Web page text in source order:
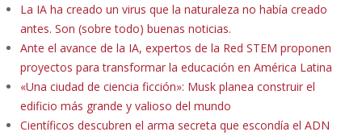
La IA ha creado un virus que la naturaleza no había creado
antes. Son (sobre todo) buenas noticias.
Ante el avance de la IA, expertos de la Red STEM proponen
proyectos para transformar la educación en América Latina
«Una ciudad de ciencia ficción»: Musk planea construir el
edificio más grande y valioso del mundo
Científicos descubren el arma secreta que escondía el ADN